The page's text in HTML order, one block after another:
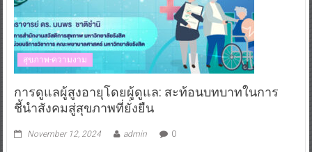
สุขภาพ-ความงาม
การดูแลผู้สูงอายุโดยผู้ดูแล: สะท้อนบทบาทในการ
ชี้นำสังคมสู่สุขภาพที่ยั่งยืน
November 12, 2024 admin 0